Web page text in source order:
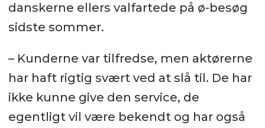
danskerne ellers valfartede på ø-besøg
sidste sommer.
– Kunderne var tilfredse, men aktørerne
har haft rigtig svært ved at slå til. De har
ikke kunne give den service, de
egentligt vil være bekendt og har også